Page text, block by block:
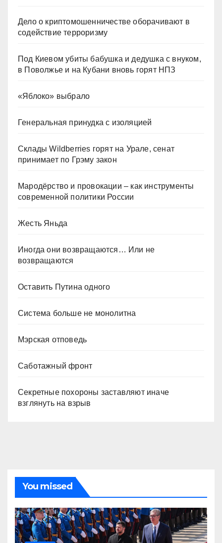
Дело о криптомошенничестве оборачивают в
содействие терроризму
Под Киевом убиты бабушка и дедушка с внуком,
в Поволжье и на Кубани вновь горят НПЗ
«Яблоко» выбрало
Генеральная принудка с изоляцией
Склады Wildberries горят на Урале, сенат
принимает по Грэму закон
Мародёрство и провокации – как инструменты
современной политики России
Жесть Яньда
Иногда они возвращаются… Или не
возвращаются
Оставить Путина одного
Система больше не монолитна
Мэрская отповедь
Саботажный фронт
Секретные похороны заставляют иначе
взглянуть на взрыв
You missed